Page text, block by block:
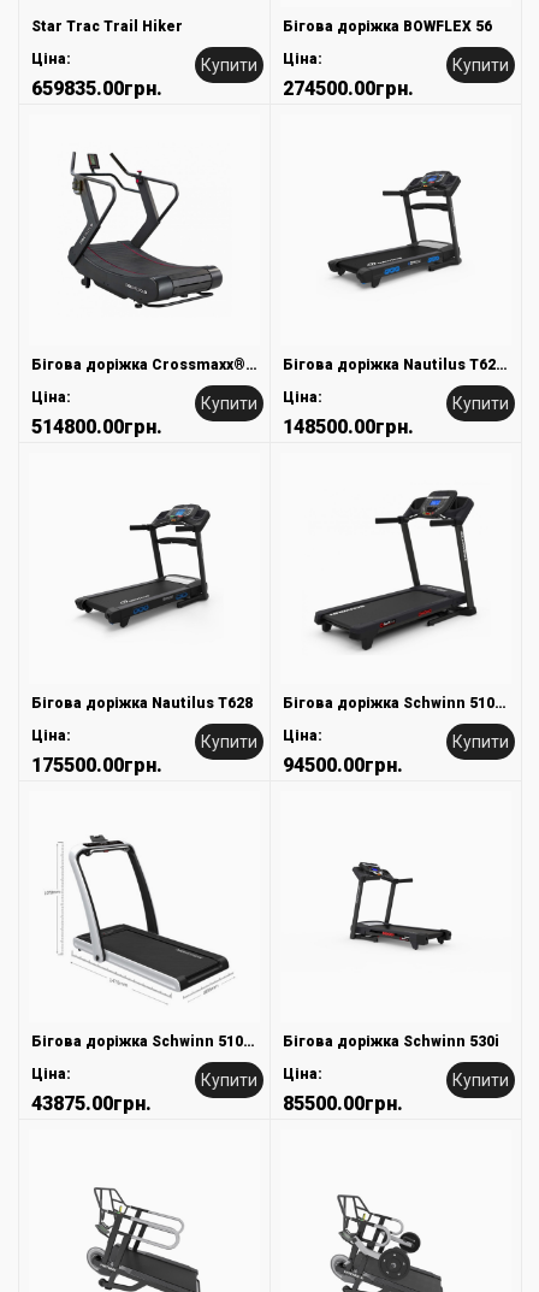
Star Trac Trail Hiker
Ціна:
659835.00грн.
Купити
Бігова доріжка BOWFLEX 56
Ціна:
274500.00грн.
Купити
Бігова доріжка Crossmaxx® Runner PRO
Ціна:
514800.00грн.
Купити
Бігова доріжка Nautilus T626 Treadmill
Ціна:
148500.00грн.
Купити
Бігова доріжка Nautilus T628
Ціна:
175500.00грн.
Купити
Бігова доріжка Schwinn 510T Treadmill
Ціна:
94500.00грн.
Купити
Бігова доріжка Schwinn 510T Treadmill
Ціна:
43875.00грн.
Купити
Бігова доріжка Schwinn 530i
Ціна:
85500.00грн.
Купити